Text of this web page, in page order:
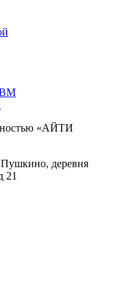
«АЙТИ
Пушкино, деревня
21